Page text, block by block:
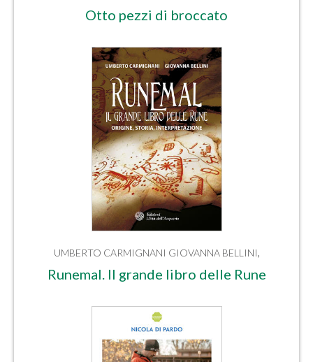
Otto pezzi di broccato
UMBERTO CARMIGNANI GIOVANNA BELLINI,
Runemal. Il grande libro delle Rune